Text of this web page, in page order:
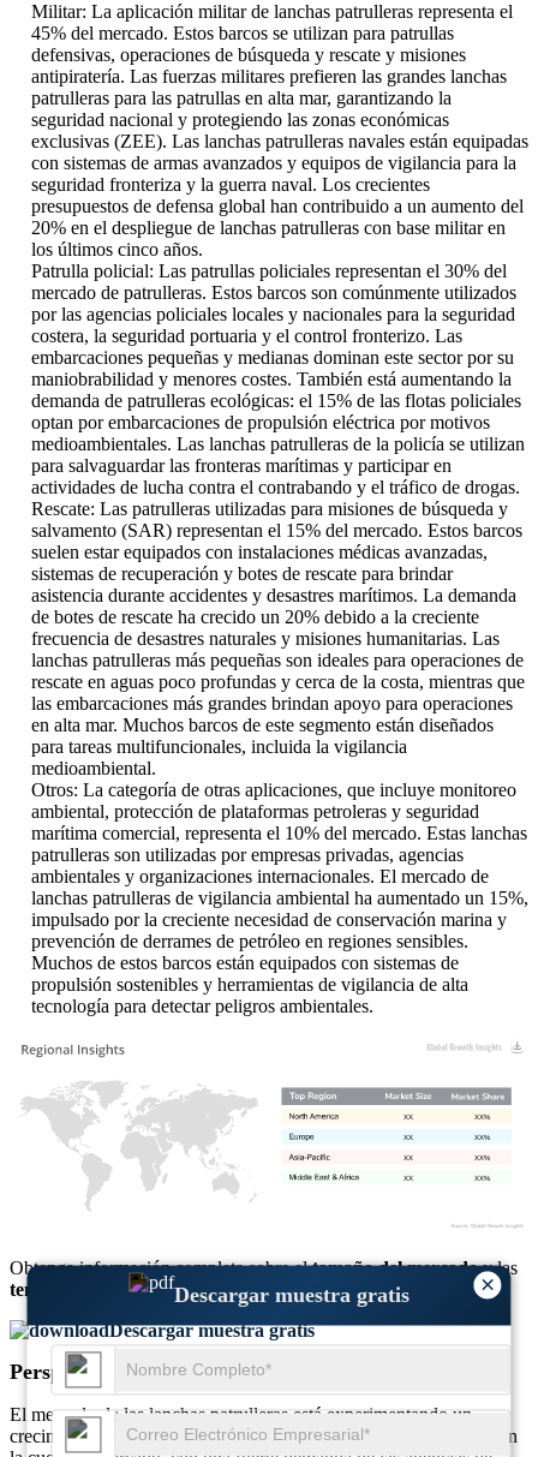
×
Descargar muestra gratis
Militar: La aplicación militar de lanchas patrulleras representa el
45% del mercado. Estos barcos se utilizan para patrullas
defensivas, operaciones de búsqueda y rescate y misiones
antipiratería. Las fuerzas militares prefieren las grandes lanchas
patrulleras para las patrullas en alta mar, garantizando la
seguridad nacional y protegiendo las zonas económicas
exclusivas (ZEE). Las lanchas patrulleras navales están equipadas
con sistemas de armas avanzados y equipos de vigilancia para la
seguridad fronteriza y la guerra naval. Los crecientes
presupuestos de defensa global han contribuido a un aumento del
20% en el despliegue de lanchas patrulleras con base militar en
los últimos cinco años.
Patrulla policial: Las patrullas policiales representan el 30% del
mercado de patrulleras. Estos barcos son comúnmente utilizados
por las agencias policiales locales y nacionales para la seguridad
costera, la seguridad portuaria y el control fronterizo. Las
embarcaciones pequeñas y medianas dominan este sector por su
maniobrabilidad y menores costes. También está aumentando la
demanda de patrulleras ecológicas: el 15% de las flotas policiales
optan por embarcaciones de propulsión eléctrica por motivos
medioambientales. Las lanchas patrulleras de la policía se utilizan
para salvaguardar las fronteras marítimas y participar en
actividades de lucha contra el contrabando y el tráfico de drogas.
Rescate: Las patrulleras utilizadas para misiones de búsqueda y
salvamento (SAR) representan el 15% del mercado. Estos barcos
suelen estar equipados con instalaciones médicas avanzadas,
sistemas de recuperación y botes de rescate para brindar
asistencia durante accidentes y desastres marítimos. La demanda
de botes de rescate ha crecido un 20% debido a la creciente
frecuencia de desastres naturales y misiones humanitarias. Las
lanchas patrulleras más pequeñas son ideales para operaciones de
rescate en aguas poco profundas y cerca de la costa, mientras que
las embarcaciones más grandes brindan apoyo para operaciones
en alta mar. Muchos barcos de este segmento están diseñados
para tareas multifuncionales, incluida la vigilancia
medioambiental.
Otros: La categoría de otras aplicaciones, que incluye monitoreo
ambiental, protección de plataformas petroleras y seguridad
marítima comercial, representa el 10% del mercado. Estas lanchas
patrulleras son utilizadas por empresas privadas, agencias
ambientales y organizaciones internacionales. El mercado de
lanchas patrulleras de vigilancia ambiental ha aumentado un 15%,
impulsado por la creciente necesidad de conservación marina y
prevención de derrames de petróleo en regiones sensibles.
Muchos de estos barcos están equipados con sistemas de
propulsión sostenibles y herramientas de vigilancia de alta
tecnología para detectar peligros ambientales.
XX%
XX
XX%
XX
XX%
XX
XX%
XX
Obtenga información completa sobre eltamaño del mercadoy las
tendencias de crecimiento
Descargar muestra gratis
Perspectivas regionales de lanchas patrulleras
El mercado de las lanchas patrulleras está experimentando un
crecimiento en varias regiones. América del Norte y Europa lideran